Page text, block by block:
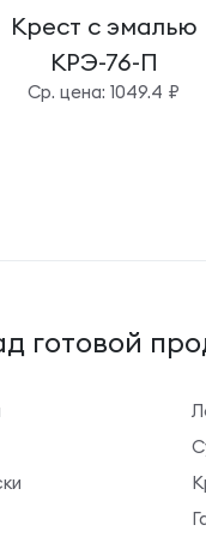
Крест с эмалью
КРЭ-76-П
Cр. цена: 1049.4 ₽
готовой